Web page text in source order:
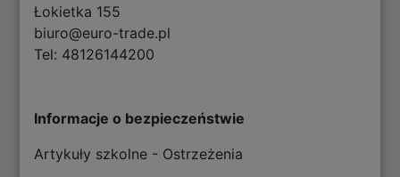
Łokietka 155
biuro@euro-trade.pl
Tel: 48126144200
Informacje o bezpieczeństwie
Artykuły szkolne - Ostrzeżenia